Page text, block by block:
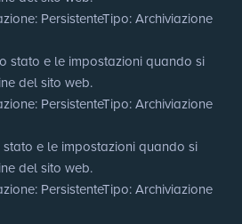
: PersistenteTipo: Archiviazione
stato e le impostazioni quando si
del sito web.
: PersistenteTipo: Archiviazione
stato e le impostazioni quando si
del sito web.
: PersistenteTipo: Archiviazione